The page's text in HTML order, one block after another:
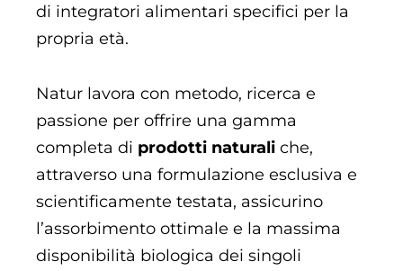
di integratori alimentari specifici per la
propria età.
Natur lavora con metodo, ricerca e
passione per offrire una gamma
completa di prodotti naturali che,
attraverso una formulazione esclusiva e
scientificamente testata, assicurino
l’assorbimento ottimale e la massima
disponibilità biologica dei singoli